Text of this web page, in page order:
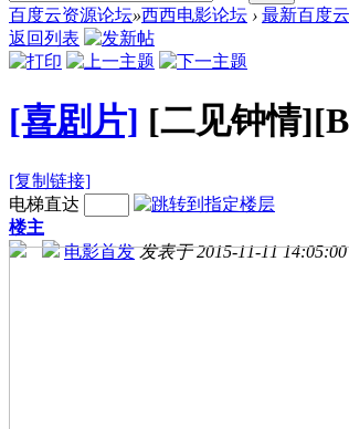
百度云资源论坛»西西电影论坛 › 最新百度
返回列表
[喜剧片] [二见钟情
[复制链接]
电梯直达
楼主
电影首发 发表于 2015-11-11 14:05:00